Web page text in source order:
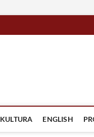
KULTURA ENGLISH